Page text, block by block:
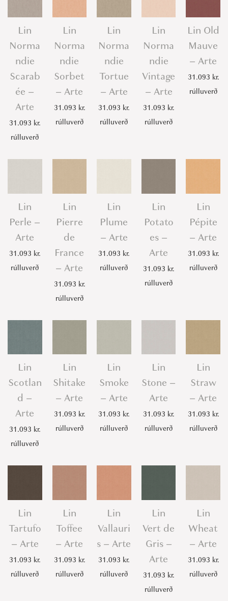
Lin
Norma
ndie
Scarab
ée –
Arte
31.093 kr.
rúlluverð
Lin
Norma
ndie
Sorbet
– Arte
31.093 kr.
rúlluverð
Lin
Norma
ndie
Tortue
– Arte
31.093 kr.
rúlluverð
Lin
Norma
ndie
Vintage
– Arte
31.093 kr.
rúlluverð
Lin Old
Mauve
– Arte
31.093 kr.
rúlluverð
Lin
Perle –
Arte
31.093 kr.
rúlluverð
Lin
Pierre
de
France
– Arte
31.093 kr.
rúlluverð
Lin
Plume
– Arte
31.093 kr.
rúlluverð
Lin
Potato
es –
Arte
31.093 kr.
rúlluverð
Lin
Pépite
– Arte
31.093 kr.
rúlluverð
Lin
Scotlan
d –
Arte
31.093 kr.
rúlluverð
Lin
Shitake
– Arte
31.093 kr.
rúlluverð
Lin
Smoke
– Arte
31.093 kr.
rúlluverð
Lin
Stone –
Arte
31.093 kr.
rúlluverð
Lin
Straw
– Arte
31.093 kr.
rúlluverð
Lin
Tartufo
– Arte
31.093 kr.
rúlluverð
Lin
Toffee
– Arte
31.093 kr.
rúlluverð
Lin
Vallauri
s – Arte
31.093 kr.
rúlluverð
Lin
Vert de
Gris –
Arte
31.093 kr.
rúlluverð
Lin
Wheat
– Arte
31.093 kr.
rúlluverð